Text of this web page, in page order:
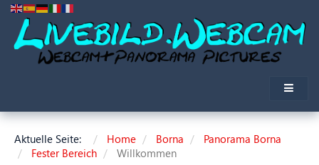
Aktuelle Seite: Home Borna
Panorama Borna
Fester Bereich
Willkommen